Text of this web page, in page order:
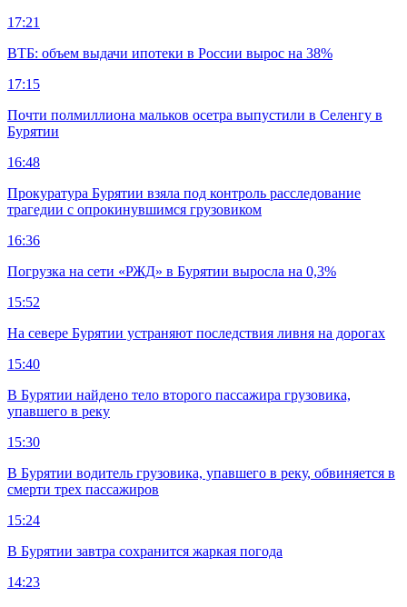
17:21
ВТБ: объем выдачи ипотеки в России вырос на 38%
17:15
Почти полмиллиона мальков осетра выпустили в Селенгу в
Бурятии
16:48
Прокуратура Бурятии взяла под контроль расследование
трагедии с опрокинувшимся грузовиком
16:36
Погрузка на сети «РЖД» в Бурятии выросла на 0,3%
15:52
На севере Бурятии устраняют последствия ливня на дорогах
15:40
В Бурятии найдено тело второго пассажира грузовика,
упавшего в реку
15:30
В Бурятии водитель грузовика, упавшего в реку, обвиняется в
смерти трех пассажиров
15:24
В Бурятии завтра сохранится жаркая погода
14:23